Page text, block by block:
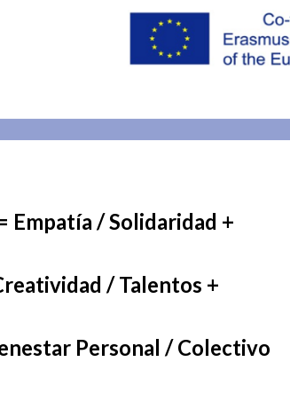
Empatía / Solidaridad +
/ Talentos +
Personal / Colectivo